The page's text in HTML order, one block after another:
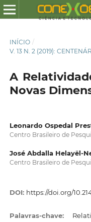
INÍCIO /
V. 13 N. 2 (2019):
A
Novas
Leonardo Ospedal
Centro Brasileiro de
José Abdalla Helayël-
Centro Brasileiro de
DOI: https://doi.org/
Palavras-chave: